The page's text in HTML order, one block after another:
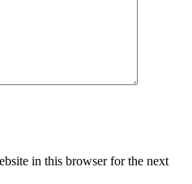
in this browser for the next